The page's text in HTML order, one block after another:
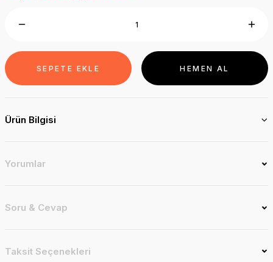
SEPETE EKLE HEMEN AL
Ürün Bilgisi
Yorumlar
Soru & Cevap
Taksit Seçenekleri